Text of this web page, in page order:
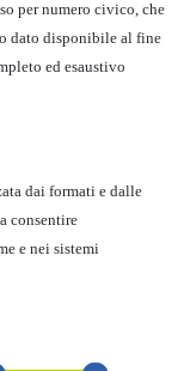
per numero civico, che
dato disponibile al fine
ed esaustivo
dai formati e dalle
consentire
e nei sistemi